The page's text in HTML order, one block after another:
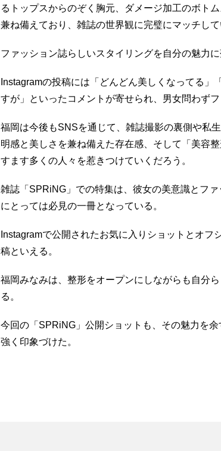
るトップスからのぞく胸元、ダメージ加工のボト
兼ね備えており、雑誌の世界観に完璧にマッチして
ファッション誌らしいスタイリングを自分の魅力
Instagramの投稿には「どんどん美しくなってる
すが」といったコメントが寄せられ、男女問わず
福岡は今後もSNSを通じて、雑誌撮影の裏側や私
明感と美しさを兼ね備えた存在感、そして「美容
すます多くの人々を惹きつけていくだろう。
雑誌「SPRiNG」での特集は、彼女の美意識とフ
にとっては必見の一冊となっている。
Instagramで公開されたお気に入りショットとオ
稿といえる。
福岡みなみは、整形をオープンにしながらも自分
る。
今回の「SPRiNG」公開ショットも、その魅力を
強く印象づけた。